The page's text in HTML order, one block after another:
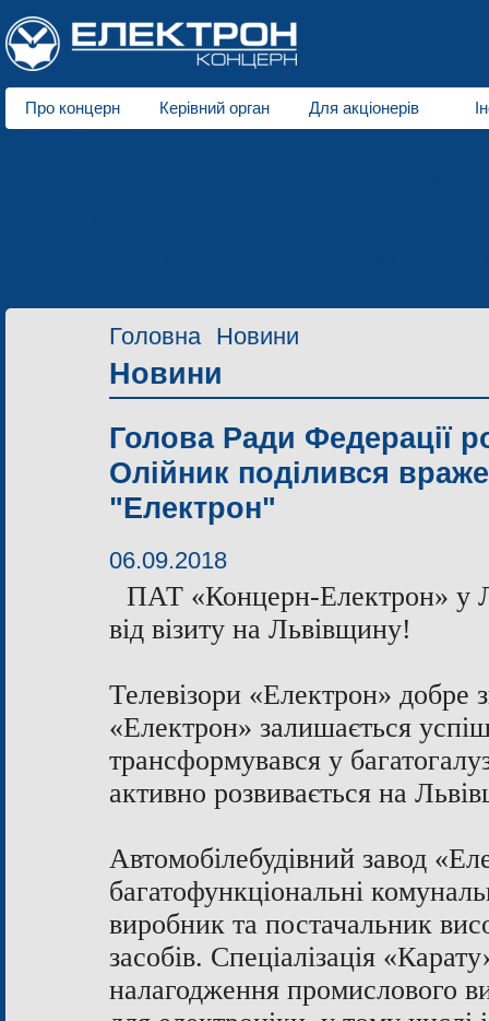
Про концерн Керівний орган Для акціонерів
Головна Новини
Новини
Голова Ради Федерації
Олійник поділився
"Електрон"
06.09.2018
ПАТ «Концерн-Електрон» у
від візиту на Львівщину!
Телевізори «Електрон» добре
«Електрон» залишається
трансформувався у
активно розвивається на
Автомобілебудівний завод
багатофункціональні
виробник та постачальник
засобів. Спеціалізація
налагодження промислового